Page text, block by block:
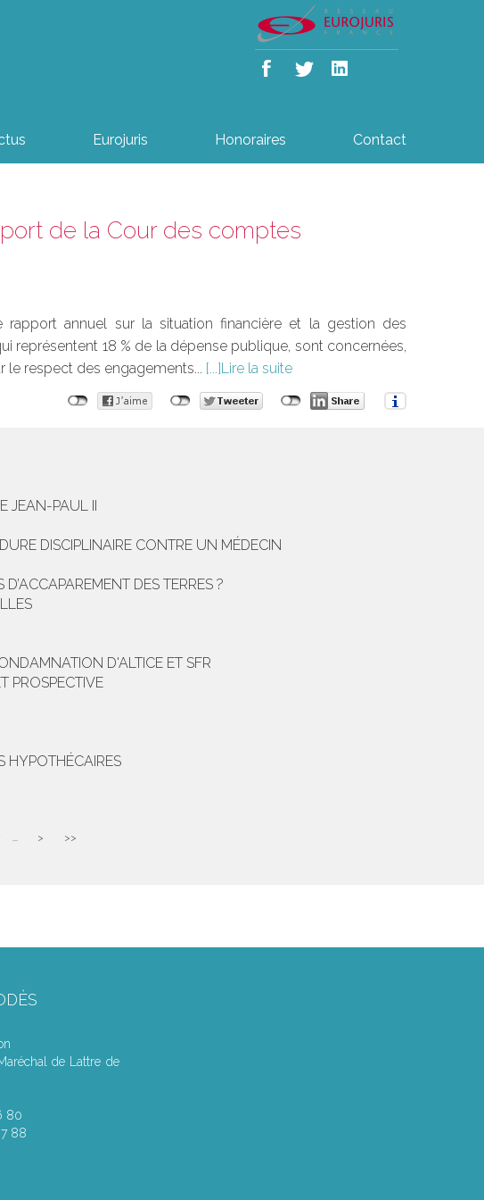
Eurojuris Honoraires Contact
de la Cour des comptes
annuel sur la situation financière et la gestion des
représentent 18 % de la dépense publique, sont concernées,
le respect des engagements...
Lire la suite
JEAN-PAUL II
DISCIPLINAIRE CONTRE UN MÉDECIN
DES TERRES ?
D'ALTICE ET SFR
PROSPECTIVE
HYPOTHÉCAIRES
... > >>
de Lattre de
80
88